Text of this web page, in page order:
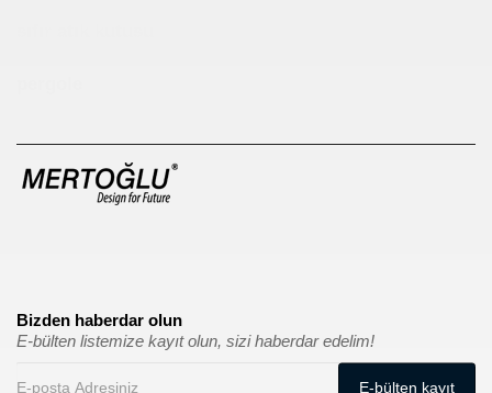
Bizden haberdar olun
E-bülten listemize kayıt olun, sizi haberdar edelim!